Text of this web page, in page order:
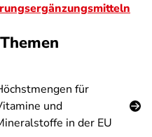
für
und
in der EU